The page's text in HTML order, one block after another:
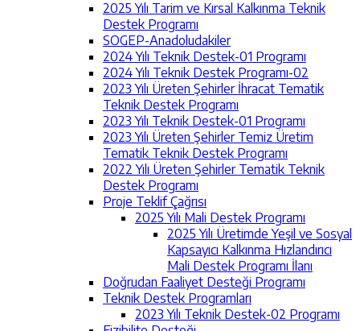
2025 Yılı Tarim ve Kırsal Kalkınma Teknik
Destek Programı
SOGEP-Anadoludakiler
2024 Yılı Teknik Destek-01 Programı
2024 Yılı Teknik Destek Programı-02
2023 Yılı Üreten Şehirler İhracat Tematik
Teknik Destek Programı
2023 Yılı Teknik Destek-01 Programı
2023 Yılı Üreten Şehirler Temiz Üretim
Tematik Teknik Destek Programı
2022 Yılı Üreten Şehirler Tematik Teknik
Destek Programı
Proje Teklif Çağrısı
2025 Yılı Mali Destek Programı
2025 Yılı Üretimde Yeşil ve Sosyal
Kapsayıcı Kalkınma Hızlandırıcı
Mali Destek Programı İlanı
Doğrudan Faaliyet Desteği Programı
Teknik Destek Programları
2023 Yılı Teknik Destek-02 Programı